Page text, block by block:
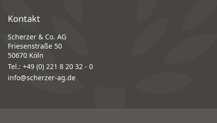
Kontakt
Scherzer & Co. AG
Friesenstraße 50
50670 Köln
Tel.: +49 (0) 221 8 20 32 - 0
info@scherzer-ag.de